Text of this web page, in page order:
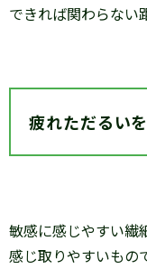
できれば関わらない
疲れただるい
敏感に感じやすい繊
感じ取りやすいもの